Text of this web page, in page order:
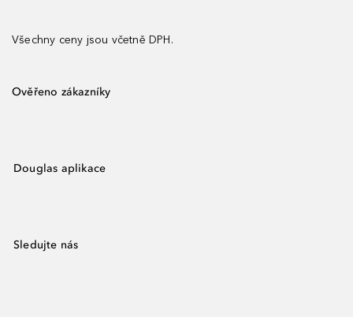
Všechny ceny jsou včetně DPH.
Ověřeno zákazníky
Douglas aplikace
Sledujte nás